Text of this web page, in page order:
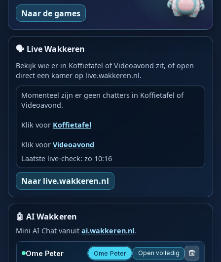
Naar de games
🗣️ Live Wakkeren
Bekijk wie er in Koffietafel of Videoavond zit, of open
direct een kamer op live.wakkeren.nl.
Momenteel zijn er geen chatters in Koffietafel of
Videoavond.
Klik voor Koffietafel
Klik voorVideoavond
Laatste live-check: zo 10:16
Naar live.wakkeren.nl
🤖 AI Wakkeren
Mini AI Chat vanuitai.wakkeren.nl.